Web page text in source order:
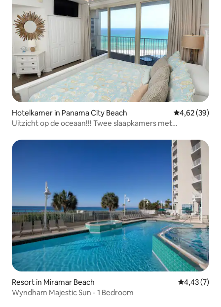
Hotelkamer in Panama City Beach Gemiddelde
4,62 (39)
Uitzicht op de oceaan!!! Twee slaapkamers met
Resort in Miramar Beach
4,43 (7)
Wyndham Majestic Sun - 1 Bedroom